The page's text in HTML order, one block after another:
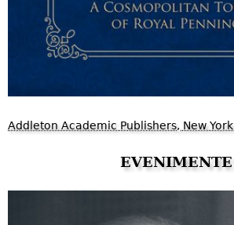
Addleton Academic Publishers, New York
EVENIMENTE